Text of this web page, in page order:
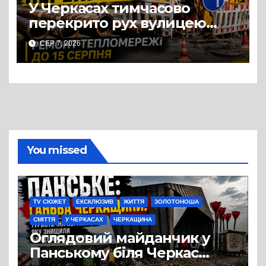
У Черкасах тимчасово
перекрито рух вулицею
Хрещатик на перехресті з
Грушевського через ремонт
тепломережі
СЕР 7, 2026
You missed
TV СЮЖЕТ ЕКСКЛЮЗИВ ЖИТТЯ ЗОЛОТОНОША
СМІТТЯ У ЧЕРКАСАХ ЧЕРКАЩИНА
Оглядовий майданчик у
Панському біля Черкас